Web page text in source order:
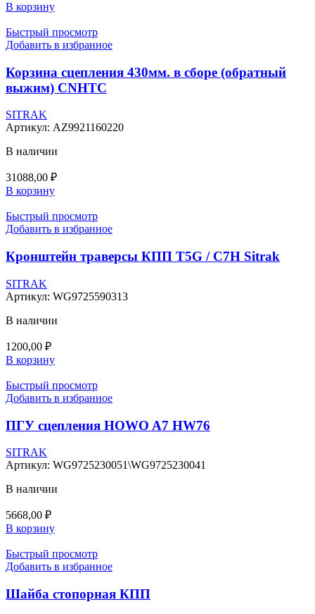
В корзину
Быстрый просмотр
Добавить в избранное
Корзина сцепления 430мм. в сборе (обратный
выжим) CNHTC
SITRAK
Артикул: AZ9921160220
В наличии
31088,00 ₽
В корзину
Быстрый просмотр
Добавить в избранное
Кронштейн траверсы КПП T5G / C7H Sitrak
SITRAK
Артикул: WG9725590313
В наличии
1200,00 ₽
В корзину
Быстрый просмотр
Добавить в избранное
ПГУ сцепления HOWO A7 HW76
SITRAK
Артикул: WG9725230051\WG9725230041
В наличии
5668,00 ₽
В корзину
Быстрый просмотр
Добавить в избранное
Шайба стопорная КПП